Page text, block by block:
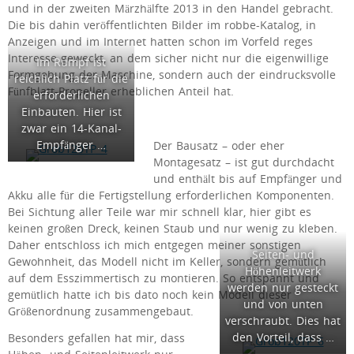
und in der zweiten Märzhälfte 2013 in den Handel gebracht.
Die bis dahin veröffentlichten Bilder im robbe-Katalog, in
Anzeigen und im Internet hatten schon im Vorfeld reges
Interesse geweckt, an dem sicher nicht nur die eigenwillige
Formgebung der Maschine, sondern auch der eindrucksvolle
Fünfblatt-Propeller erheblichen Anteil hat.
Im Rumpf ist
reichlich Platz für die
erforderlichen
Einbauten. Hier ist
zwar ein 14-Kanal-
Empfänger …
Der Bausatz – oder eher
Montagesatz – ist gut durchdacht
und enthält bis auf Empfänger und
Akku alle für die Fertigstellung erforderlichen Komponenten.
Bei Sichtung aller Teile war mir schnell klar, hier gibt es
keinen großen Dreck, keinen Staub und nur wenig zu kleben.
Daher entschloss ich mich entgegen meiner sonstigen
Gewohnheit, das Modell nicht im Keller, sondern gemütlich
auf dem Esszimmertisch zu montieren. So entspannt und
gemütlich hatte ich bis dato noch kein Modell dieser
Größenordnung zusammengebaut.
Seiten- und
Höhenleitwerk
werden nur gesteckt
und von unten
verschraubt. Dies hat
den Vorteil, dass …
Besonders gefallen hat mir, dass